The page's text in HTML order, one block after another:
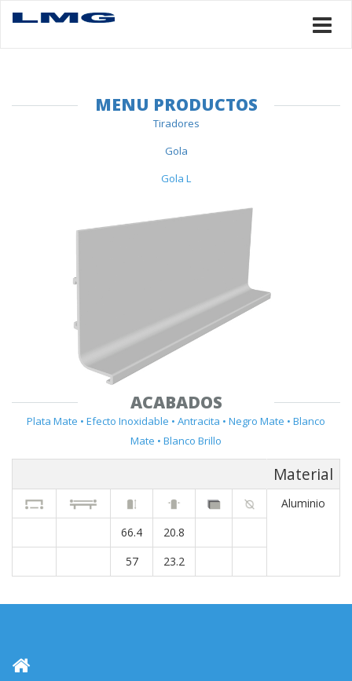
MENU PRODUCTOS
Tiradores
Gola
Gola L
ACABADOS
Plata Mate • Efecto Inoxidable • Antracita • Negro Mate • Blanco
Mate • Blanco Brillo
Material
Aluminio
66.4
20.8
57
23.2